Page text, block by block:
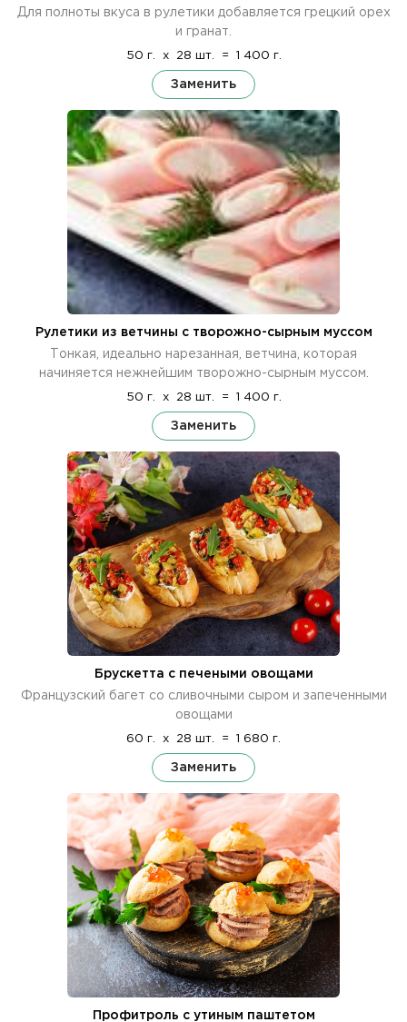
Для полноты вкуса в рулетики добавляется грецкий орех
и гранат.
50 г. x 28 шт. = 1 400 г.
Заменить
Рулетики из ветчины с творожно-сырным муссом
Тонкая, идеально нарезанная, ветчина, которая
начиняется нежнейшим творожно-сырным муссом.
50 г. x 28 шт. = 1 400 г.
Заменить
Брускетта с печеными овощами
Французский багет со сливочными сыром и запеченными
овощами
60 г. x 28 шт. = 1 680 г.
Заменить
Профитроль с утиным паштетом